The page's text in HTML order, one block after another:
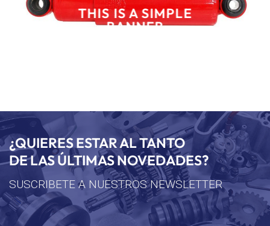
THIS IS A SIMPLE
BANNER
¿QUIERES ESTAR AL TANTO
DE LAS ÚLTIMAS NOVEDADES?
SUSCRIBETE A NUESTROS NEWSLETTER